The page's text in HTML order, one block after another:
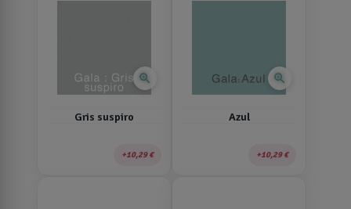
zoom_in
Gris suspiro
10,29 €
zoom_in
Azul
10,29 €